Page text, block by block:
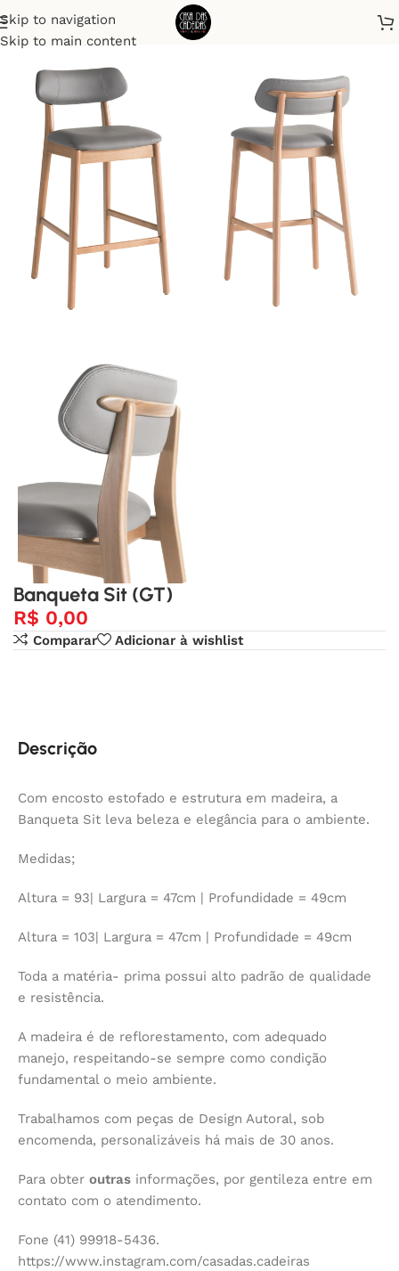
Skip to navigation
Skip to main content
Início Banquetas
Banqueta Sit (GT)
R$ 0,00
Comparar Adicionar à wishlist
Descrição
Com encosto estofado e estrutura em madeira, a
Banqueta Sit leva beleza e elegância para o ambiente.
Medidas;
Altura = 93| Largura = 47cm | Profundidade = 49cm
Altura = 103| Largura = 47cm | Profundidade = 49cm
Toda a matéria- prima possui alto padrão de qualidade
e resistência.
A madeira é de reflorestamento, com adequado
manejo, respeitando-se sempre como condição
fundamental o meio ambiente.
Trabalhamos com peças de Design Autoral, sob
encomenda, personalizáveis há mais de 30 anos.
Para obter outras informações, por gentileza entre em
contato com o atendimento.
Fone (41) 99918-5436.
https://www.instagram.com/casadas.cadeiras